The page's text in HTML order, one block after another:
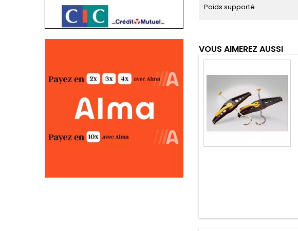
Poids supporté
VOUS AIMEREZ AUSSI